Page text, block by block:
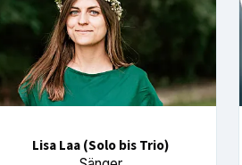
Lisa Laa (Solo bis Trio)